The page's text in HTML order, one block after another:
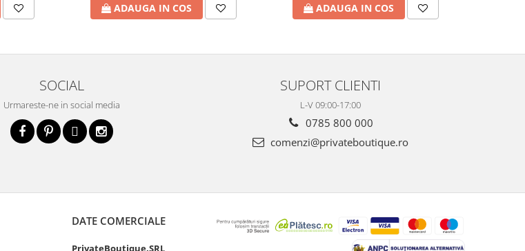
ADAUGA IN COS ADAUGA IN COS
SOCIAL
Urmareste-ne in social media
SUPORT CLIENTI
L-V 09:00-17:00
0785 800 000
comenzi@privateboutique.ro
DATE COMERCIALE
PrivateBoutique.SRL